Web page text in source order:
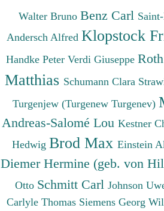
Walter Bruno Benz Carl
Andersch Alfred Klopstock
Handke Peter Verdi Giuseppe
Matthias Schumann Clara
Turgenjew (Turgenew Turgenev)
Andreas-Salomé Lou Kestner
Hedwig Brod Max Einstein
Diemer Hermine (geb. von
Otto Schmitt Carl Johnson
Carlyle Thomas Siemens Georg